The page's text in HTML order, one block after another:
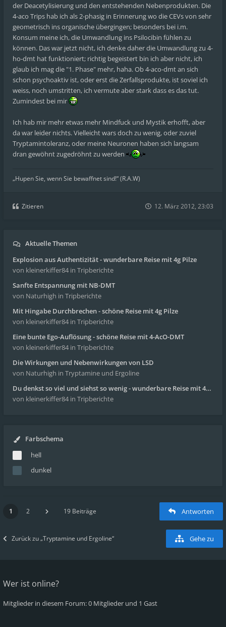
der Deacetylisierung und den entstehenden Nebenprodukten. Die
4-aco Trips hab ich als 2-phasig in Erinnerung wo die CEVs von sehr
geometrisch ins organische übergingen; besonders bei i.m.
Konsum meine ich, die Umwandlung ins Psilocibin fühlen zu
können. Das war jetzt nicht, ich denke daher die Umwandlung zu 4-
ho-dmt hat funktioniert; richtig begeistert bin ich aber nicht, ich
glaub ich mag die "1. Phase" mehr, haha. Ob 4-aco-dmt an sich
schon psychoaktiv ist, oder erst die Zerfallsprodukte, ist soviel ich
weiss, noch umstritten, ich vermute aber stark dass es das tut.
Zumindest bei mir
Ich hab mir mehr etwas mehr Mindfuck und Mystik erhofft, aber
da war leider nichts. Vielleicht wars doch zu wenig, oder zuviel
Tryptamintoleranz, oder meine Neuronen haben sich langsam
dran gewöhnt zugedröhnt zu werden
„Hupen Sie, wenn Sie bewaffnet sind!“ (R.A.W)
Zitieren 12. März 2012, 23:03
Aktuelle Themen
Explosion aus Authentizität - wunderbare Reise mit 4g Pilze
von kleinerkiffer84 in Tripberichte
Sanfte Entspannung mit NB-DMT
von Naturhigh in Tripberichte
Mit Hingabe Durchbrechen - schöne Reise mit 4g Pilze
von kleinerkiffer84 in Tripberichte
Eine bunte Ego-Auflösung - schöne Reise mit 4-AcO-DMT
von kleinerkiffer84 in Tripberichte
Die Wirkungen und Nebenwirkungen von LSD
von Naturhigh in Tryptamine und Ergoline
Du denkst so viel und siehst so wenig - wunderbare Reise mit 4g Pilze
von kleinerkiffer84 in Tripberichte
Farbschema
hell
dunkel
1 2 19 Beiträge Antworten
Zurück zu „Tryptamine und Ergoline“ Gehe zu
Wer ist online?
Mitglieder in diesem Forum: 0 Mitglieder und 1 Gast